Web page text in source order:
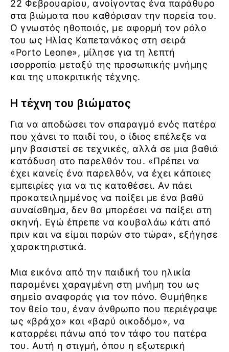
22 Φεβρουαρίου, ανοίγοντας ένα παράθυρο
στα βιώματα που καθόρισαν την πορεία του.
Ο γνωστός ηθοποιός, με αφορμή τον ρόλο
του ως Ηλίας Καπετανάκος στη σειρά
«Porto Leone», μίλησε για τη λεπτή
ισορροπία μεταξύ της προσωπικής μνήμης
και της υποκριτικής τέχνης.
Η τέχνη του βιώματος
Για να αποδώσει τον σπαραγμό ενός πατέρα
που χάνει το παιδί του, ο ίδιος επέλεξε να
μην βασιστεί σε τεχνικές, αλλά σε μια βαθιά
κατάδυση στο παρελθόν του. «Πρέπει να
έχει κανείς ένα παρελθόν, να έχει κάποιες
εμπειρίες για να τις καταθέσει. Αν πάει
προκατειλημμένος να παίξει με ένα βαθύ
συναίσθημα, δεν θα μπορέσει να παίξει στη
σκηνή. Εγώ έπρεπε να κουβαλάω κάτι από
πριν και να είμαι παρών στο τώρα», εξήγησε
χαρακτηριστικά.
Μια εικόνα από την παιδική του ηλικία
παραμένει χαραγμένη στη μνήμη του ως
σημείο αναφοράς για τον πόνο. Θυμήθηκε
τον θείο του, έναν άνθρωπο που περιέγραψε
ως «βράχο» και «βαρύ οικοδόμο», να
καταρρέει πάνω από τον τάφο του πατέρα
του. Αυτή η στιγμή, όπου η εξωτερική